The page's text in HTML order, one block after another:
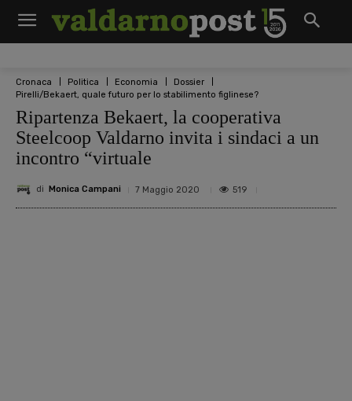
Cronaca Politica Economia
Dossier
Pirelli/Bekaert, quale futuro per lo stabilimento figlinese?
Ripartenza Bekaert, la cooperativa
Steelcoop Valdarno invita i sindaci a un
incontro “virtuale
di Monica Campani 7 Maggio 2020 519